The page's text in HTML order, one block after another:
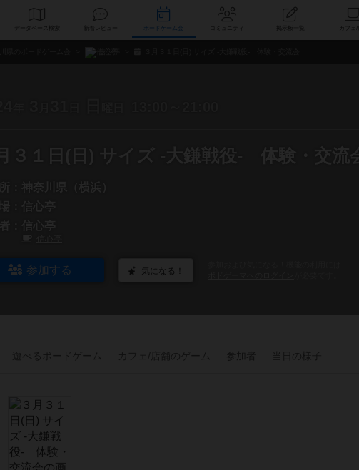
データベース 新着レビュー コミュニティ
３１日(日) サイズ -大鎌戦役- 体験・交流会
：
神奈川県（横浜）
：
信心亭
：
信心亭
参加する 気になる！